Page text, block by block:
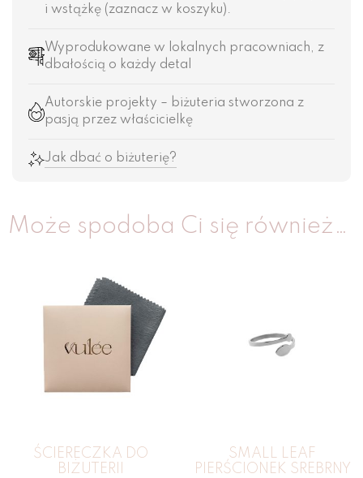
i wstążkę (zaznacz w koszyku).
Wyprodukowane w lokalnych pracowniach, z
dbałością o każdy detal
Autorskie projekty – biżuteria stworzona z
pasją przez właścicielkę
Jak dbać o biżuterię?
Może spodoba Ci się również…
ŚCIERECZKA DO
BIŻUTERII
SMALL LEAF
PIERŚCIONEK SREBRNY